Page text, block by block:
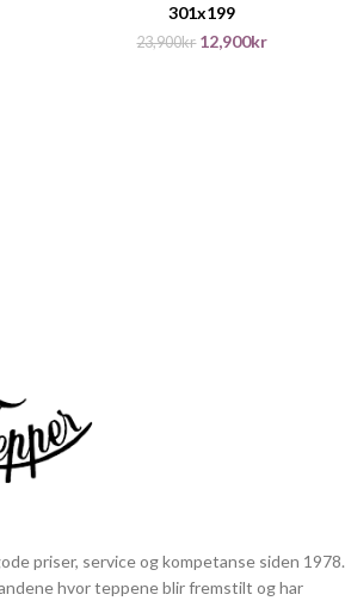
301x199
23,900kr 12,900kr
priser, service og kompetanse siden 1978.
hvor teppene blir fremstilt og har